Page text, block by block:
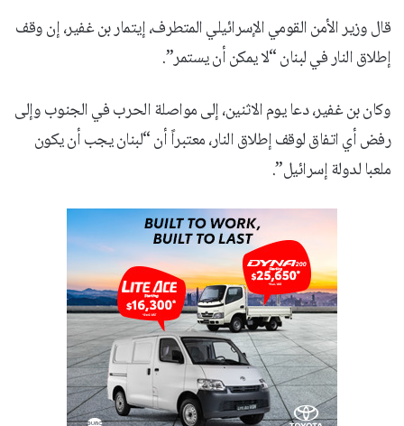
قال وزير الأمن القومي الإسرائيلي المتطرف، إيتمار بن غفير، إن وقف
إطلاق النار في لبنان “لا يمكن أن يستمر”.
وكان بن غفير، دعا يوم الاثنين، إلى مواصلة الحرب في الجنوب وإلى
رفض أي اتفاق لوقف إطلاق النار، معتبراً أن “لبنان يجب أن يكون
ملعبا لدولة إسرائيل”.